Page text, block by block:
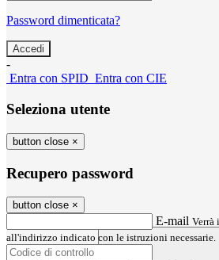
Password dimenticata?
-
Entra con SPID Entra con CIE
Seleziona utente
button close ×
Recupero password
button close ×
E-mail Verrà
all'indirizzo indicato con le istruzioni necessarie.